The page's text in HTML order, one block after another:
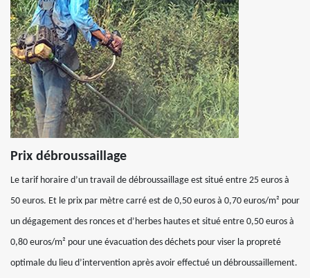
Prix débroussaillage
Le tarif horaire d’un travail de débroussaillage est situé entre 25 euros à
50 euros. Et le prix par mètre carré est de 0,50 euros à 0,70 euros/m² pour
un dégagement des ronces et d’herbes hautes et situé entre 0,50 euros à
0,80 euros/m² pour une évacuation des déchets pour viser la propreté
optimale du lieu d’intervention après avoir effectué un débroussaillement.